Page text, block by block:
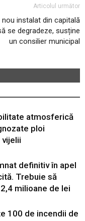
Articolul următor
nou instalat din capitală
se degradeze, susține
un consilier municipal
atmosferică
ploi
vijelii
definitiv în apel
Trebuie să
milioane de lei
100 de incendii de